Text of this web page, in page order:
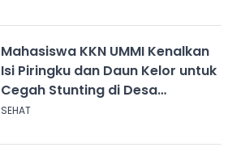
Mahasiswa KKN UMMI Kenalkan
Isi Piringku dan Daun Kelor untuk
Cegah Stunting di Desa
Calingcing
SEHAT